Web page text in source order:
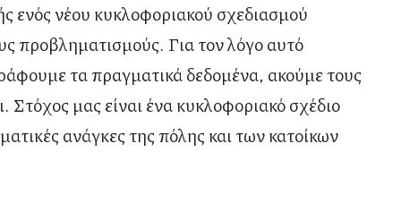
ενός νέου κυκλοφοριακού σχεδιασμού
προβληματισμούς. Για τον λόγο αυτό
τα πραγματικά δεδομένα, ακούμε τους
Στόχος μας είναι ένα κυκλοφοριακό σχέδιο
ανάγκες της πόλης και των κατοίκων